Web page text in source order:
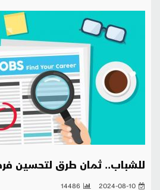
للشباب.. ثمان طرق لتحسين
2024-08-10
14486